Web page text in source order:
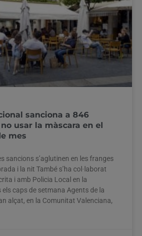
sanciona a 846
no usar la màscara en el
mes
sancions s’aglutinen en les franges
i la nit També s’ha col·laborat
i amb Policia Local en la
els caps de setmana Agents de la
alçat, en la Comunitat Valenciana,